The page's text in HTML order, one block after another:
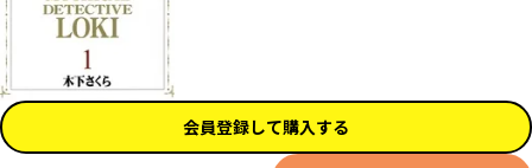
会員登録して購入する